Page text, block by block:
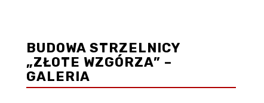
BUDOWA STRZELNICY
„ZŁOTE WZGÓRZA” –
GALERIA